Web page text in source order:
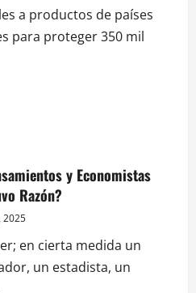
a productos de países
para proteger 350 mil
y Economistas
Razón?
2025
en cierta medida un
un estadista, un